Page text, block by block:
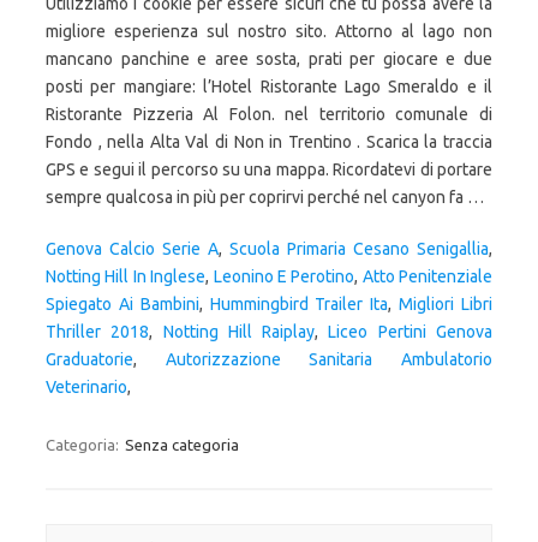
migliore esperienza sul nostro sito. Attorno al lago non
mancano panchine e aree sosta, prati per giocare e due
posti per mangiare: l’Hotel Ristorante Lago Smeraldo e il
Ristorante Pizzeria Al Folon. nel territorio comunale di
Fondo , nella Alta Val di Non in Trentino . Scarica la traccia
GPS e segui il percorso su una mappa. Ricordatevi di portare
sempre qualcosa in più per coprirvi perché nel canyon fa …
Genova Calcio Serie A, Scuola Primaria Cesano Senigallia,
Notting Hill In Inglese, Leonino E Perotino, Atto Penitenziale
Spiegato Ai Bambini, Hummingbird Trailer Ita,Migliori Libri
Thriller 2018, Notting Hill Raiplay,Liceo Pertini Genova
Graduatorie, Autorizzazione Sanitaria Ambulatorio
Veterinario,
Categoria: Senza categoria